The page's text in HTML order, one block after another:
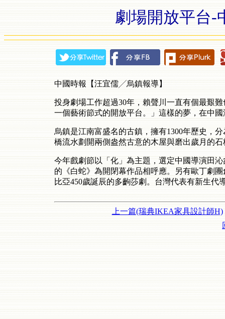
劇場開放平台-
中國時報【汪宜儒╱烏鎮報導】
投身劇場工作超過30年，賴聲川一直有個最艱
一個藝術節式的開放平台。」這樣的夢，在中
烏鎮是江南富盛名的古鎮，擁有1300年歷史，
橋流水劃開兩側盎然古意的木屋與磨出歲月的
今年戲劇節以「化」為主題，選定中國導演田
的《白蛇》為開閉幕作品相呼應。另有歐丁劇
比亞450歲誕辰的多齣莎劇。台灣代表有新生代
上一篇(瑞典IKEA家具設計師H)